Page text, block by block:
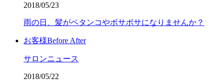
2018/05/23
雨の日、髪がペタンコやボサボサになりませんか？
お客様Before After
サロンニュース
2018/05/22